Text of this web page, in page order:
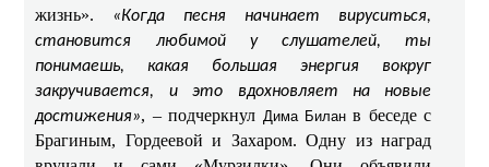
жизнь». «Когда песня начинает вируситься,
становится любимой у слушателей, ты
понимаешь, какая большая энергия вокруг
закручивается, и это вдохновляет на новые
достижения», – подчеркнул Дима Билан в беседе с
Брагиным, Гордеевой и Захаром. Одну из наград